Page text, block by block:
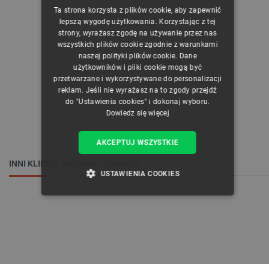
Przydatne linki
Schemat układu
INNI KLIENCI OGLĄDALI RÓWNIEŻ:
CZECH
ENGLISH
GERMAN
Ta strona korzysta z plików cookie, aby zapewnić
lepszą wygodę użytkowania. Korzystając z tej
strony, wyrażasz zgodę na używanie przez nas
wszystkich plików cookie zgodnie z warunkami
naszej polityki plików cookie. Dane
użytkowników i pliki cookie mogą być
przetwarzane i wykorzystywane do personalizacji
reklam. Jeśli nie wyrażasz na to zgody przejdź
do "Ustawienia cookies" i dokonaj wyboru.
Dowiedz się więcej
AKCEPTUJ WSZYSTKIE
USTAWIENIA COOKIES